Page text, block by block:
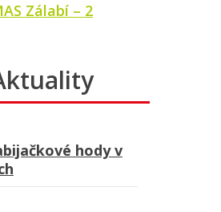
Zálabí – 2
hody v